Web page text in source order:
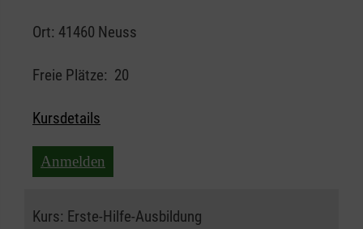
Ort: 41460 Neuss
Freie Plätze: 20
Kursdetails
Anmelden
Kurs: Erste-Hilfe-Ausbildung